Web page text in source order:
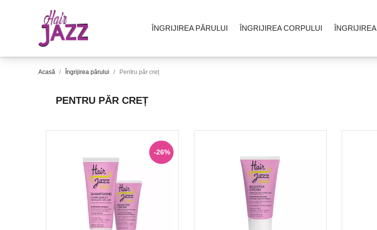
ÎNGRIJIREA PĂRULUI ÎNGRIJIREA CORPULUI
Acasă Îngrijirea părului Pentru păr creț
PENTRU PĂR CREȚ
-26%